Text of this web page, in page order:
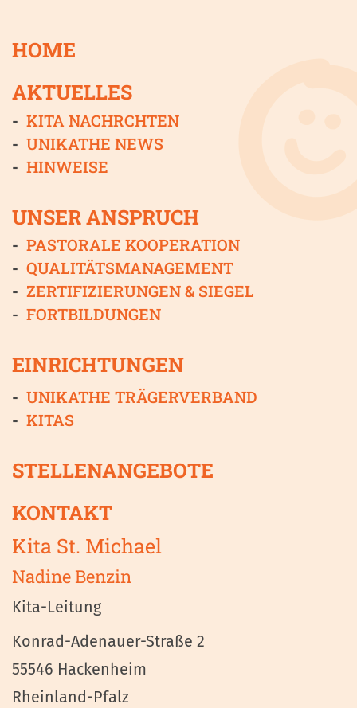
HOME
AKTUELLES
KITA NACHRCHTEN
UNIKATHE NEWS
HINWEISE
UNSER ANSPRUCH
PASTORALE KOOPERATION
QUALITÄTSMANAGEMENT
ZERTIFIZIERUNGEN & SIEGEL
FORTBILDUNGEN
EINRICHTUNGEN
UNIKATHE TRÄGERVERBAND
KITAS
STELLENANGEBOTE
KONTAKT
Kita St. Michael
Nadine Benzin
Kita-Leitung
Konrad-Adenauer-Straße 2
55546 Hackenheim
Rheinland-Pfalz